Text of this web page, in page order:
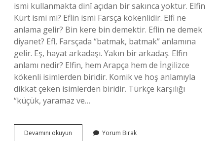
ismi kullanmakta dinî açıdan bir sakınca yoktur. Elfin
Kürt ismi mi? Eflin ismi Farsça kökenlidir. Elfi ne
anlama gelir? Bin kere bin demektir. Eflin ne demek
diyanet? Efl, Farsçada “batmak, batmak” anlamına
gelir. Eş, hayat arkadaşı. Yakın bir arkadaş. Elfin
anlamı nedir? Elfin, hem Arapça hem de İngilizce
kökenli isimlerden biridir. Komik ve hoş anlamıyla
dikkat çeken isimlerden biridir. Türkçe karşılığı
“küçük, yaramaz ve…
Devamını okuyun Yorum Bırak